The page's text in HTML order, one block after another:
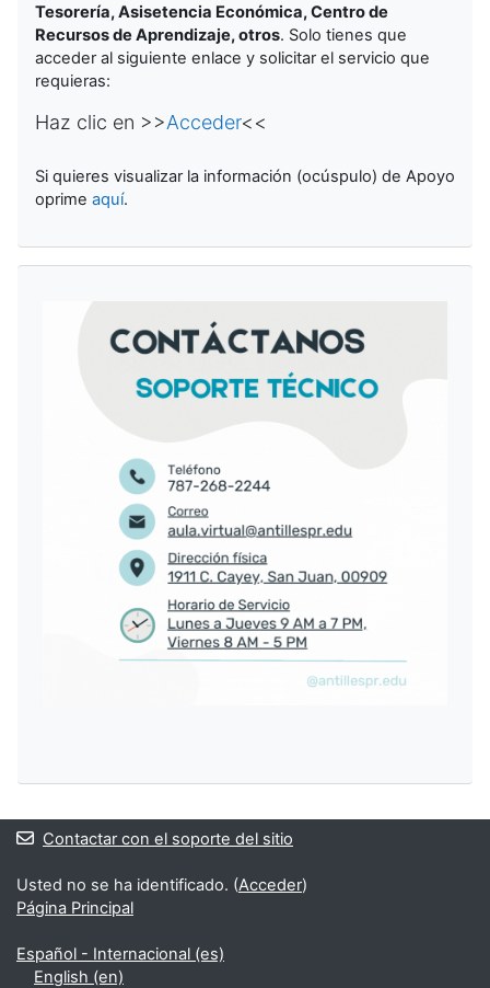
Tesorería, Asisetencia Económica, Centro de
Recursos de Aprendizaje, otros. Solo tienes que
acceder al siguiente enlace y solicitar el servicio que
requieras:
Haz clic en >>Acceder<<
Si quieres visualizar la información (ocúspulo) de Apoyo
oprime aquí.
Contactar con el soporte del sitio
Usted no se ha identificado. (Acceder)
Página Principal
Español - Internacional ‎(es)‎
English ‎(en)‎